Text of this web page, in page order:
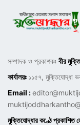
সম্পাদক ও প্রকাশকঃ বীর
কার্যালয়ঃ ১১৫৭, মুক্তিযোদ্ধা
Email :
মুক্তিযোদ্ধার কণ্ঠে প্রকাশিত